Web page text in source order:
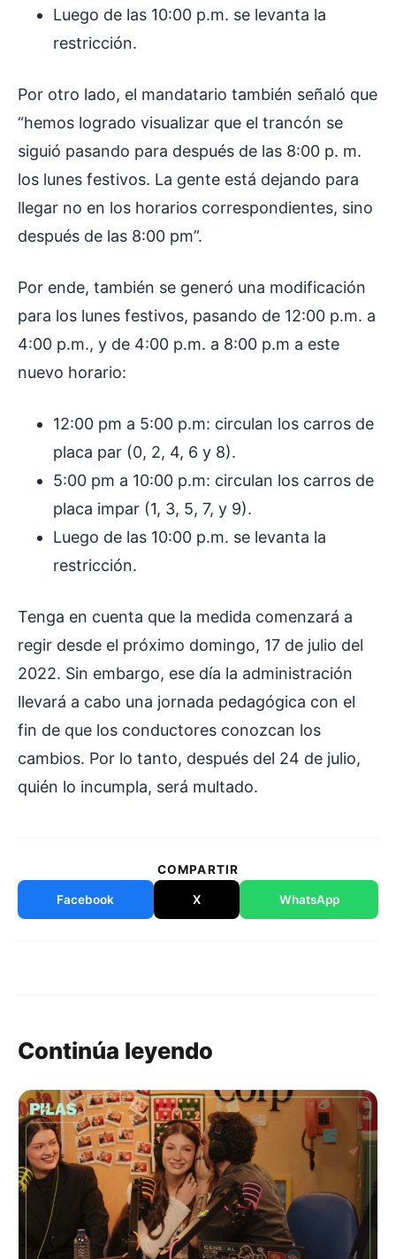
Luego de las 10:00 p.m. se levanta la
restricción.
Por otro lado, el mandatario también señaló que
“hemos logrado visualizar que el trancón se
siguió pasando para después de las 8:00 p. m.
los lunes festivos. La gente está dejando para
llegar no en los horarios correspondientes, sino
después de las 8:00 pm”.
Por ende, también se generó una modificación
para los lunes festivos, pasando de 12:00 p.m. a
4:00 p.m., y de 4:00 p.m. a 8:00 p.m a este
nuevo horario:
12:00 pm a 5:00 p.m: circulan los carros de
placa par (0, 2, 4, 6 y 8).
5:00 pm a 10:00 p.m: circulan los carros de
placa impar (1, 3, 5, 7, y 9).
Luego de las 10:00 p.m. se levanta la
restricción.
Tenga en cuenta que la medida comenzará a
regir desde el próximo domingo, 17 de julio del
2022. Sin embargo, ese día la administración
llevará a cabo una jornada pedagógica con el
fin de que los conductores conozcan los
cambios. Por lo tanto, después del 24 de julio,
quién lo incumpla, será multado.
COMPARTIR
Facebook X WhatsApp
Continúa leyendo